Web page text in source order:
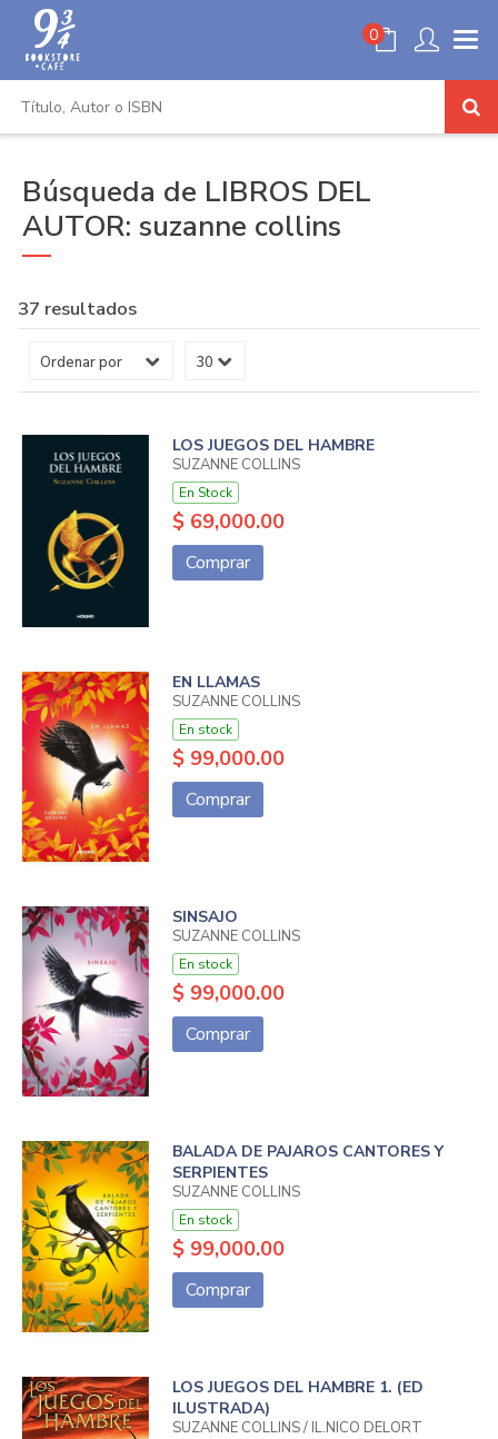
0
Búsqueda de LIBROS DEL
AUTOR: suzanne collins
37 resultados
LOS JUEGOS DEL HAMBRE
SUZANNE COLLINS
En Stock
$ 69,000.00
Comprar
EN LLAMAS
SUZANNE COLLINS
En stock
$ 99,000.00
Comprar
SINSAJO
SUZANNE COLLINS
En stock
$ 99,000.00
Comprar
BALADA DE PAJAROS CANTORES Y
SERPIENTES
SUZANNE COLLINS
En stock
$ 99,000.00
Comprar
LOS JUEGOS DEL HAMBRE 1. (ED
ILUSTRADA)
SUZANNE COLLINS / IL.NICO DELORT